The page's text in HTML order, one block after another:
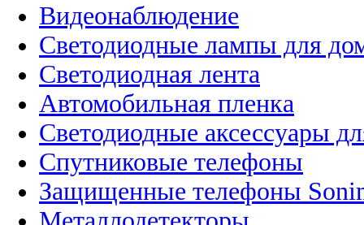
Видеонаблюдение
Светодиодные лампы для
Светодиодная лента
Автомобильная пленка
Светодиодные аксессуары
Спутниковые телефоны
Защищенные телефоны